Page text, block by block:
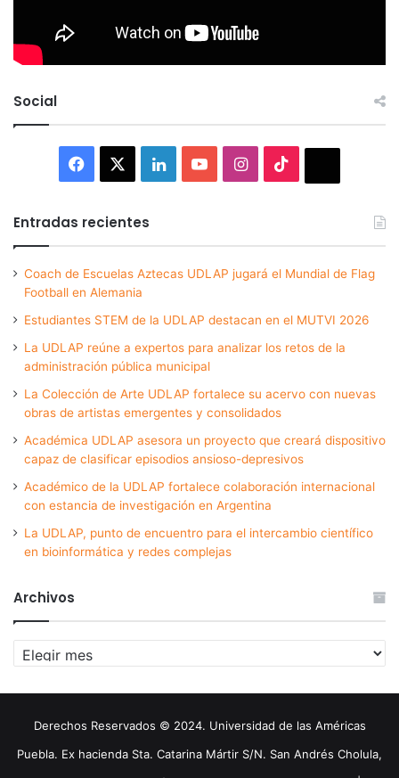
Social
Facebook LinkedInYouTubeInstagram
Entradas recientes
Coach de Escuelas Aztecas UDLAP jugará el Mundial de Flag
Football en Alemania
Estudiantes STEM de la UDLAP destacan en el MUTVI 2026
La UDLAP reúne a expertos para analizar los retos de la
administración pública municipal
La Colección de Arte UDLAP fortalece su acervo con nuevas
obras de artistas emergentes y consolidados
Académica UDLAP asesora un proyecto que creará dispositivo
capaz de clasificar episodios ansioso-depresivos
Académico de la UDLAP fortalece colaboración internacional
con estancia de investigación en Argentina
La UDLAP, punto de encuentro para el intercambio científico
en bioinformática y redes complejas
Archivos
Archivos
Derechos Reservados © 2024. Universidad de las Américas
Puebla. Ex hacienda Sta. Catarina Mártir S/N. San Andrés Cholula,